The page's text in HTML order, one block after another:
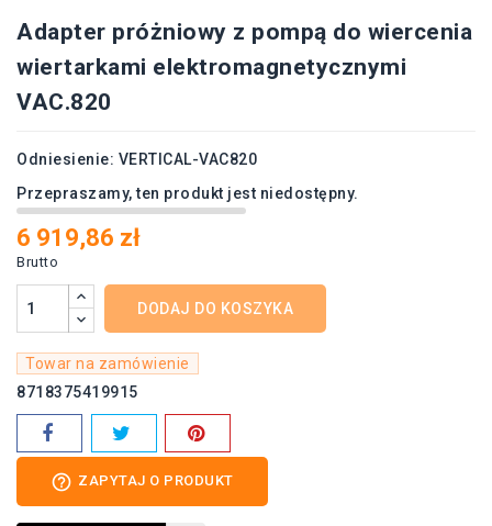
Adapter próżniowy z pompą do wiercenia
wiertarkami elektromagnetycznymi
VAC.820
Odniesienie: VERTICAL-VAC820
Przepraszamy, ten produkt jest niedostępny.
6 919,86 zł
Brutto
DODAJ DO KOSZYKA
Towar na zamówienie
8718375419915
help_outline ZAPYTAJ O PRODUKT